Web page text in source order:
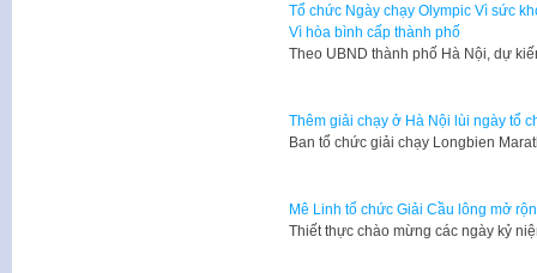
Tổ chức Ngày chạy Olympic Vì sức
Vì hòa bình cấp thành phố
Theo UBND thành phố Hà Nội, dự
Thêm giải chạy ở Hà Nội lùi ngày tổ
Ban tổ chức giải chạy Longbien
Mê Linh tổ chức Giải Cầu lông mở
Thiết thực chào mừng các ngày kỷ